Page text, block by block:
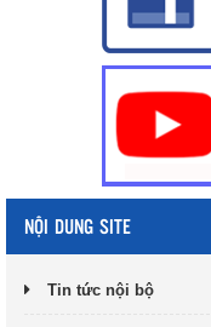
NỘI DUNG SITE
Tin tức nội bộ